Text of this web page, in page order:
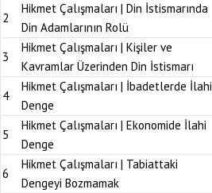
2
Hikmet Çalışmaları | Din İstismarında
Din Adamlarının Rolü
3
Hikmet Çalışmaları | Kişiler ve
Kavramlar Üzerinden Din İstismarı
4
Hikmet Çalışmaları | İbadetlerde İlahi
Denge
5
Hikmet Çalışmaları | Ekonomide İlahi
Denge
6
Hikmet Çalışmaları | Tabiattaki
Dengeyi Bozmamak